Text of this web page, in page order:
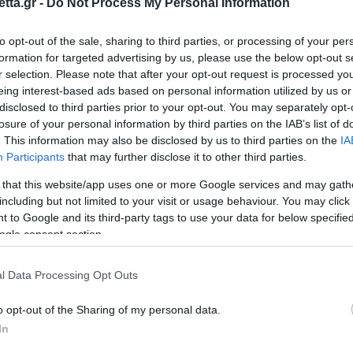
- Do Not Process My Personal Information
opt-out of the sale, sharing to third parties, or processing of your
for targeted advertising by us, please use the below opt-out
selection. Please note that after your opt-out request is processed
interest-based ads based on personal information utilized by us
to third parties prior to your opt-out. You may separately
of your personal information by third parties on the IAB’s list of
This information may also be disclosed by us to third parties on the
Participants that may further disclose it to other third parties.
that this website/app uses one or more Google services and may
but not limited to your visit or usage behaviour. You may
to Google and its third-party tags to use your data for below
consent section.
Data Processing Opt Outs
opt-out of the Sharing of my personal data.
Σίξερς με Ράπτορς.
με 117-110 τωνΡάπτορςμέσα στη Φιλαδέλφεια.
τους ηττημένους στο 39-38. Οι Καναδοί
πλασάρισμα στο play-in τουρνουά της
του MVP με τονΓιόκιτςείχε 25 πόντους
και τις 8 ασίστ, αλλά δεν ήταν αρκετό για